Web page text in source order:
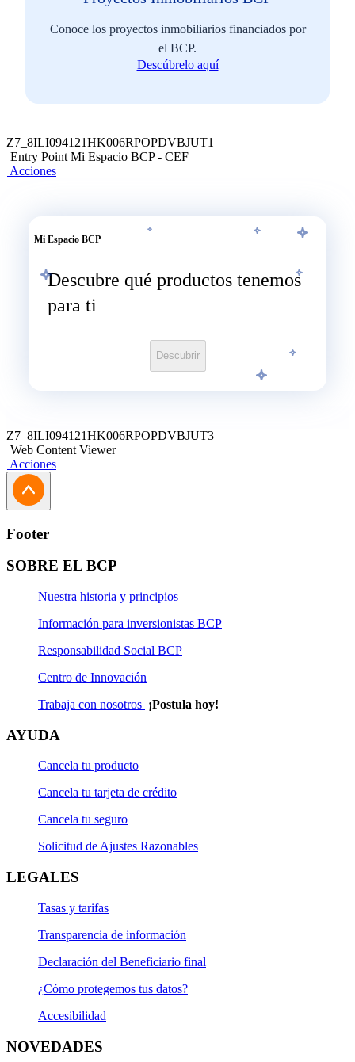
Conoce los proyectos inmobiliarios financiados por
el BCP.
Descúbrelo aquí
Z7_8ILI094121HK006RPOPDVBJUT1
Entry Point Mi Espacio BCP - CEF
Acciones
Mi Espacio BCP
Descubre qué productos tenemos
para ti
Descubrir
Z7_8ILI094121HK006RPOPDVBJUT3
Web Content Viewer
Acciones
Footer
SOBRE EL BCP
Nuestra historia y principios
Información para inversionistas BCP
Responsabilidad Social BCP
Centro de Innovación
Trabaja con nosotros ¡Postula hoy!
AYUDA
Cancela tu producto
Cancela tu tarjeta de crédito
Cancela tu seguro
Solicitud de Ajustes Razonables
LEGALES
Tasas y tarifas
Transparencia de información
Declaración del Beneficiario final
¿Cómo protegemos tus datos?
Accesibilidad
NOVEDADES